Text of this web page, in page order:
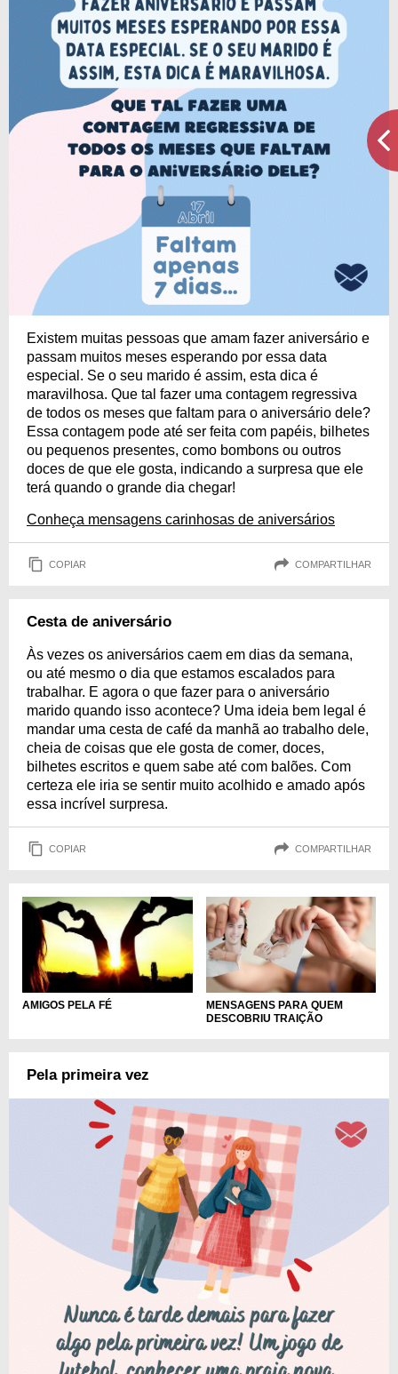
Existem muitas pessoas que amam fazer aniversário e
passam muitos meses esperando por essa data
especial. Se o seu marido é assim, esta dica é
maravilhosa. Que tal fazer uma contagem regressiva
de todos os meses que faltam para o aniversário dele?
Essa contagem pode até ser feita com papéis, bilhetes
ou pequenos presentes, como bombons ou outros
doces de que ele gosta, indicando a surpresa que ele
terá quando o grande dia chegar!
Conheça mensagens carinhosas de aniversários
COPIAR COMPARTILHAR
Cesta de aniversário
Às vezes os aniversários caem em dias da semana,
ou até mesmo o dia que estamos escalados para
trabalhar. E agora o que fazer para o aniversário
marido quando isso acontece? Uma ideia bem legal é
mandar uma cesta de café da manhã ao trabalho dele,
cheia de coisas que ele gosta de comer, doces,
bilhetes escritos e quem sabe até com balões. Com
certeza ele iria se sentir muito acolhido e amado após
essa incrível surpresa.
COPIAR COMPARTILHAR
AMIGOS PELA FÉ
MENSAGENS PARA QUEM
DESCOBRIU TRAIÇÃO
Pela primeira vez